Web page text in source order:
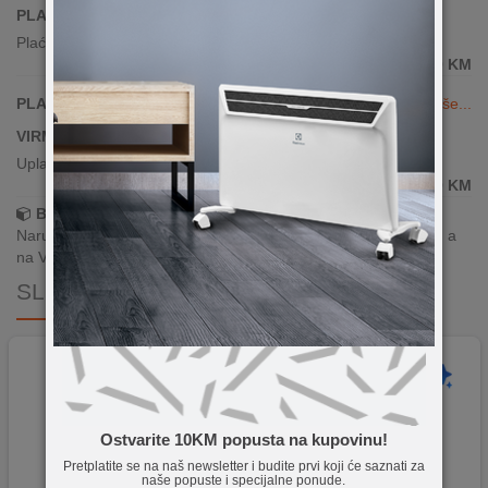
Ostvarite 10KM popusta na kupovinu!
Pretplatite se na naš newsletter i budite prvi koji će saznati za
naše popuste i specijalne ponude.
PLAĆANJE KARTICAMA JEDNOKRATNO
Plaćanje karticama(sve banke)
KM
PLAĆANJE KARTICAMA DO 24 RATE
Vidi više...
VIRMANSKO PLAĆANJE
Uplata po predračunu putem banke
KM
Brza dostava!
Narudžbe zaprimljene radnim danima do 13h šaljemo isti dan, a
na Vašoj adresi paket je već za 24–48h.
SLIČNI PROIZVODI